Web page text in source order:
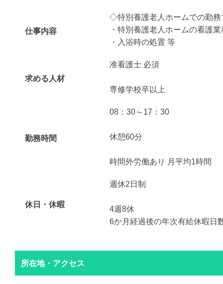
仕事内容
◇特別養護老人ホームでの勤務
・特別養護老人ホームの看護
・入浴時の処置 等
求める人材
准看護士 必須
専修学校卒以上
勤務時間
08：30～17：30
休憩60分
時間外労働あり 月平均1時間
休日・休暇
週休2日制
4週8休
6か月経過後の年次有給休暇日
所在地・アクセス